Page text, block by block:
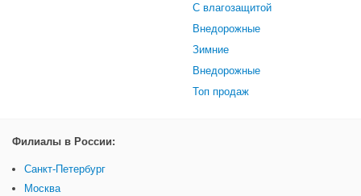
С влагозащитой
Внедорожные
Зимние
Внедорожные
Топ продаж
Филиалы в России:
Санкт-Петербург
Москва